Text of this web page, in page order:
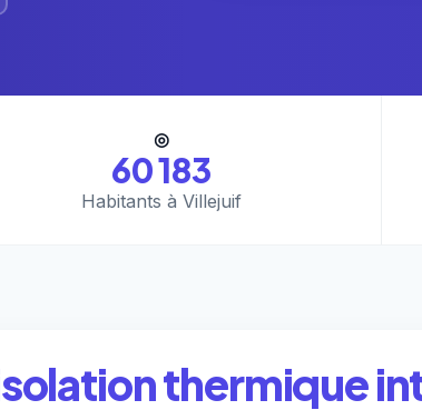
◎
60 183
Habitants à Villejuif
thermique